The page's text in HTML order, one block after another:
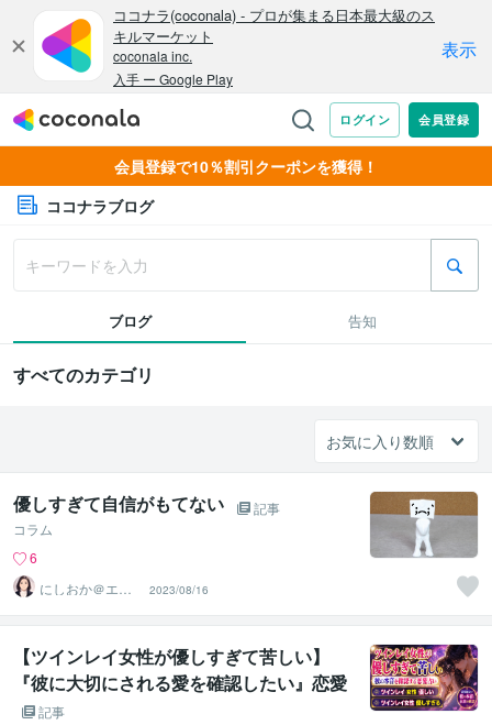
会員登録で10％割引クーポンを獲得！
ココナラブログ
ブログ 告知
すべてのカテゴリ
優しすぎて自信がもてない
記事
コラム
6
にしおか＠エン
パワメントカウ
ンセラー
2023/08/16
【ツインレイ女性が優しすぎて苦しい】
『彼に大切にされる愛を確認したい』恋愛
占い 祈祷師 土岐天命｜⛩️最愛強力縁結び
記事